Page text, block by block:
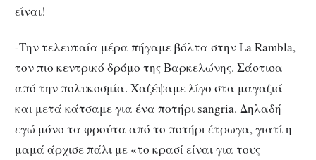
είναι!
-Την τελευταία μέρα πήγαμε βόλτα στην La Rambla,
τον πιο κεντρικό δρόμο της Βαρκελώνης. Σάστισα
από την πολυκοσμία. Χαζέψαμε λίγο στα μαγαζιά
και μετά κάτσαμε για ένα ποτήρι sangria. Δηλαδή
εγώ μόνο τα φρούτα από το ποτήρι έτρωγα, γιατί η
μαμά άρχισε πάλι με «το κρασί είναι για τους